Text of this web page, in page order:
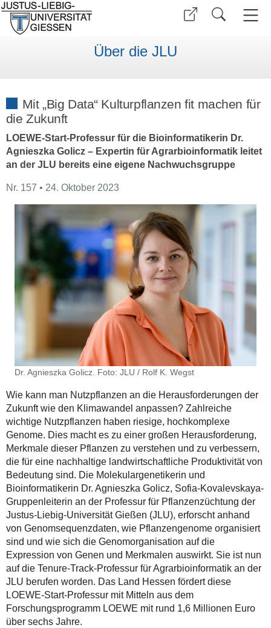
Über die JLU
Mit „Big Data“ Kulturpflanzen fit machen für
die Zukunft
LOEWE-Start-Professur für die Bioinformatikerin Dr.
Agnieszka Golicz – Expertin für Agrarbioinformatik leitet
an der JLU bereits eine eigene Nachwuchsgruppe
Nr. 157 • 24. Oktober 2023
Dr. Agnieszka Golicz. Foto: JLU / Rolf K. Wegst
Wie kann man Nutzpflanzen an die Herausforderungen der
Zukunft wie den Klimawandel anpassen? Zahlreiche
wichtige Nutzpflanzen haben riesige, hochkomplexe
Genome. Dies macht es zu einer großen Herausforderung,
Merkmale dieser Pflanzen zu verstehen und zu verbessern,
die für eine nachhaltige landwirtschaftliche Produktivität von
Bedeutung sind. Die Molekulargenetikerin und
Bioinformatikerin Dr. Agnieszka Golicz, Sofia-Kovalevskaya-
Gruppenleiterin an der Professur für Pflanzenzüchtung der
Justus-Liebig-Universität Gießen (JLU), erforscht anhand
von Genomsequenzdaten, wie Pflanzengenome organisiert
sind und wie sich die Genomorganisation auf die
Expression von Genen und Merkmalen auswirkt. Sie ist nun
auf die Tenure-Track-Professur für Agrarbioinformatik an der
JLU berufen worden. Das Land Hessen fördert diese
LOEWE-Start-Professur mit Mitteln aus dem
Forschungsprogramm LOEWE mit rund 1,6 Millionen Euro
über sechs Jahre.